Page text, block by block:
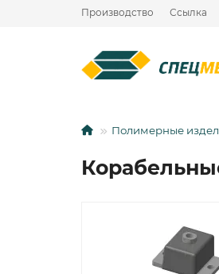
Производство Ссылка
Полимерные